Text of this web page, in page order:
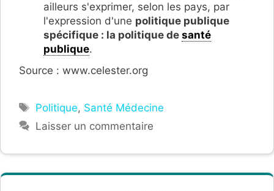
ailleurs s'exprimer, selon les pays, par
l'expression d'une politique publique
spécifique : la politique de santé
publique.
Source : www.celester.org
Étiquettes
Politique, Santé Médecine
Laisser un commentaire